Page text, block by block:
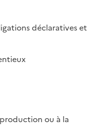
déclaratives et
ou à la